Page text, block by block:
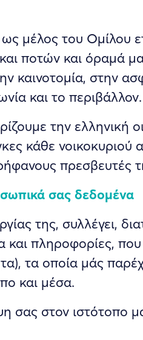
μέλος του Ομίλου
ποτών και όραμά
καινοτομία, στην
και το περιβάλλον.
την ελληνική
κάθε
πρεσβευτές
σας δεδομένα
της, συλλέγει,
και πληροφορίες,
τα οποία μάς
και μέσα.
σας στον